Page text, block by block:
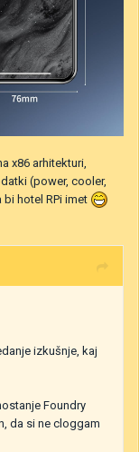
x86 arhitekturi,
(power, cooler,
hotel RPi imet
izkušnje, kaj
Foundry
da si ne cloggam